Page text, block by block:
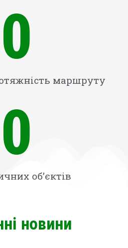
0
маршруту
0
об’єктів
новини